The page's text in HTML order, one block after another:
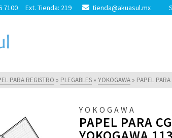
7100 Ext. Tienda: 219 tienda@akuasul.mx
PARA REGISTRO » PLEGABLES » YOKOGAWA » PAPEL
YOKOGAWA
PAPEL PARA